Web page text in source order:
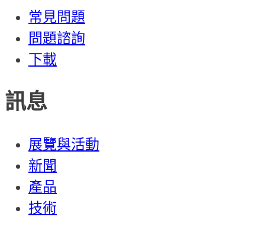
常見問題
問題諮詢
下載
訊息
展覽與活動
新聞
產品
技術